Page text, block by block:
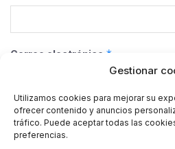
Gestionar
Utilizamos cookies para mejorar su
ofrecer contenido y anuncios
tráfico. Puede aceptar todas las
preferencias.
Correo electrónico *
Web